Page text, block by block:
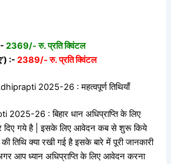
2369/- रु. प्रति क्विंटल
:- 2389/- रु. प्रति क्विंटल
2025-26 : महत्वपूर्ण तिथियाँ
26 : बिहार धान अधिप्राप्ति के लिए
गये है | इसके लिए आवेदन कब से शुरू किये
तिथि क्या रखी गई है इसके बारे में पूरी जानकारी
आप ध्यान अधिप्राप्ति के लिए आवेदन करना